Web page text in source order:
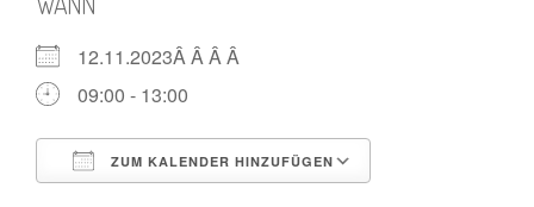
12.11.2023Â Â Â Â
09:00 - 13:00
ZUM KALENDER HINZUFÜGEN